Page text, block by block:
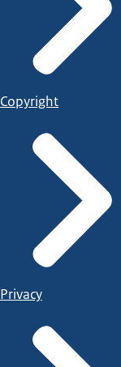
Copyright
Privacy